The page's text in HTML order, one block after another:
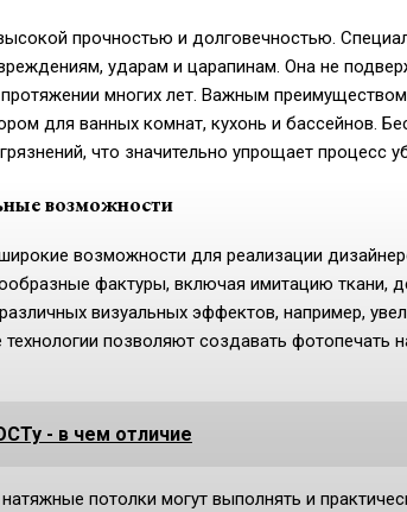
прочностью и долговечностью.
ударам и царапинам. Она не
многих лет. Важным
для ванных комнат, кухонь и бассейнов.
что значительно упрощает процесс
возможности
возможности для реализации
фактуры, включая имитацию ткани,
визуальных эффектов, например,
позволяют создавать фотопечать
- в чем отличие
потолки могут выполнять и